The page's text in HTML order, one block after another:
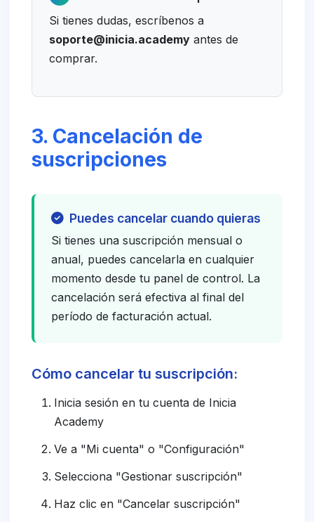
Si tienes dudas, escríbenos a
soporte@inicia.academy antes de
comprar.
3. Cancelación de
suscripciones
Puedes cancelar cuando quieras
Si tienes una suscripción mensual o
anual, puedes cancelarla en cualquier
momento desde tu panel de control. La
cancelación será efectiva al final del
período de facturación actual.
Cómo cancelar tu suscripción:
Inicia sesión en tu cuenta de Inicia
Academy
Ve a "Mi cuenta" o "Configuración"
Selecciona "Gestionar suscripción"
Haz clic en "Cancelar suscripción"